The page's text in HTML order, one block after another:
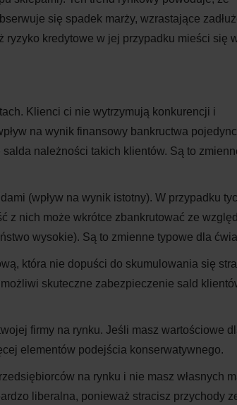
się spadek marży, wzrastające
ryzyko kredytowe w jej przypadku mieści się
Klienci ci nie wytrzymują konkurencji i
na wynik finansowy bankructwa
należności takich klientów. Są to
(wpływ na wynik istotny). W przypadku
z nich może wkrótce zbankrutować ze
wysokie). Są to zmienne typowe dla
która nie dopuści do skumulowania się
skuteczne zabezpieczenie sald
firmy na rynku. Jeśli masz wartościowe
elementów podejścia konserwatywnego.
na rynku i nie masz własnych
liberalna, ponieważ stracisz przychody